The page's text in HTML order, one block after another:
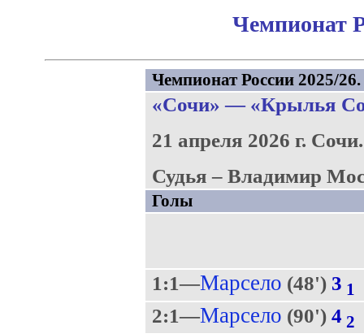
Чемпионат
Чемпионат России 2025/
«Сочи» — «Крылья
21 апреля 2026 г.
Судья – Владимир
Голы
1:1—Марсело (48') 3 1
2:1—Марсело (90') 4 2